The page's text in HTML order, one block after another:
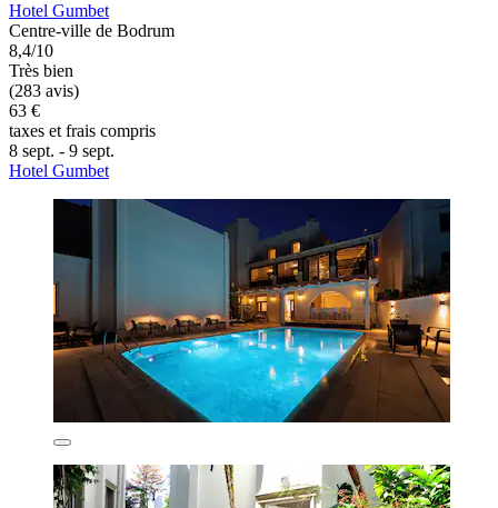
Hotel Gumbet
Centre-ville de Bodrum
8,4/10
Très bien
(283 avis)
63 €
taxes et frais compris
8 sept. - 9 sept.
Hotel Gumbet